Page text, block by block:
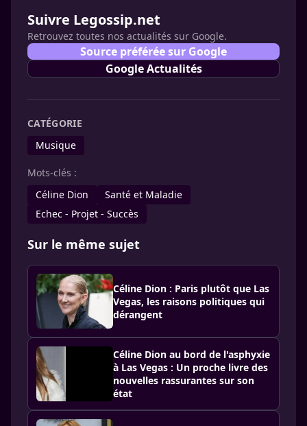
Suivre Legossip.net
Retrouvez toutes nos actualités sur Google.
Source préférée sur Google
Google Actualités
CATÉGORIE
Musique
Mots-clés :
Céline Dion
Santé et Maladie
Echec - Projet - Succès
Sur le même sujet
Céline Dion : Paris plutôt que Las
Vegas, les raisons politiques qui
dérangent
Céline Dion au bord de l'asphyxie
à Las Vegas : Un proche livre des
nouvelles rassurantes sur son
état